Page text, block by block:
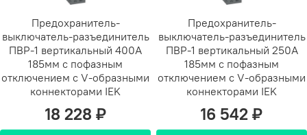
Предохранитель-
выключатель-разъединитель
ПВР-1 вертикальный 400А
185мм с пофазным
отключением c V-образными
коннекторами IEK
18 228 ₽
Предохранитель-
выключатель-разъединитель
ПВР-1 вертикальный 250А
185мм с пофазным
отключением c V-образными
коннекторами IEK
16 542 ₽